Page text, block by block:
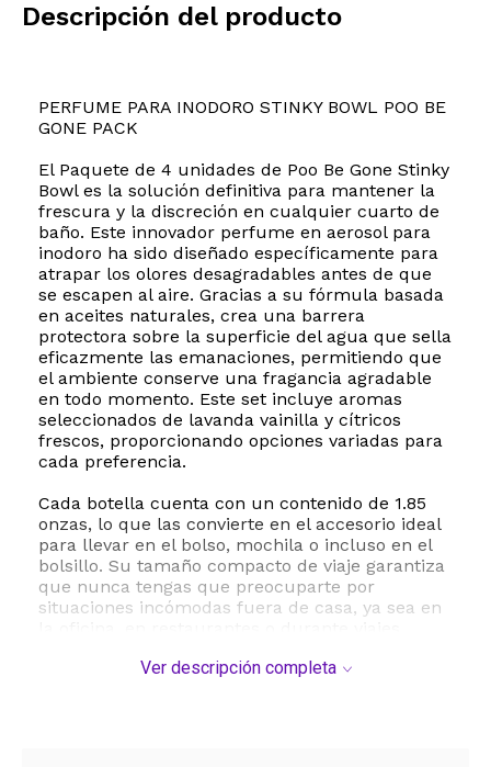
Descripción del producto
PERFUME PARA INODORO STINKY BOWL POO BE
GONE PACK
El Paquete de 4 unidades de Poo Be Gone Stinky
Bowl es la solución definitiva para mantener la
frescura y la discreción en cualquier cuarto de
baño. Este innovador perfume en aerosol para
inodoro ha sido diseñado específicamente para
atrapar los olores desagradables antes de que
se escapen al aire. Gracias a su fórmula basada
en aceites naturales, crea una barrera
protectora sobre la superficie del agua que sella
eficazmente las emanaciones, permitiendo que
el ambiente conserve una fragancia agradable
en todo momento. Este set incluye aromas
seleccionados de lavanda vainilla y cítricos
frescos, proporcionando opciones variadas para
cada preferencia.
Cada botella cuenta con un contenido de 1.85
onzas, lo que las convierte en el accesorio ideal
para llevar en el bolso, mochila o incluso en el
bolsillo. Su tamaño compacto de viaje garantiza
que nunca tengas que preocuparte por
situaciones incómodas fuera de casa, ya sea en
eficiente: basta con rociar de 3 a 5 veces
Ver descripción completa